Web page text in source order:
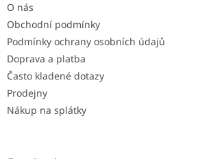
O nás
Obchodní podmínky
Podmínky ochrany osobních údajů
Doprava a platba
Často kladené dotazy
Prodejny
Nákup na splátky